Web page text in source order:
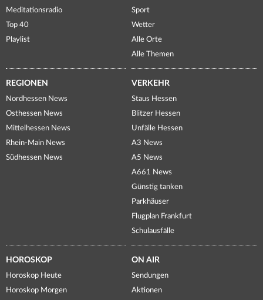
Meditationsradio
Top 40
Playlist
Sport
Wetter
Alle Orte
Alle Themen
REGIONEN
Nordhessen News
Osthessen News
Mittelhessen News
Rhein-Main News
Südhessen News
VERKEHR
Staus Hessen
Blitzer Hessen
Unfälle Hessen
A3 News
A5 News
A661 News
Günstig tanken
Parkhäuser
Flugplan Frankfurt
Schulausfälle
HOROSKOP
Horoskop Heute
Horoskop Morgen
ON AIR
Sendungen
Aktionen